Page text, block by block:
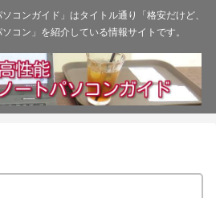
コンガイド」はタイトル通り「格安だけど、
コン」を紹介している情報サイトです。